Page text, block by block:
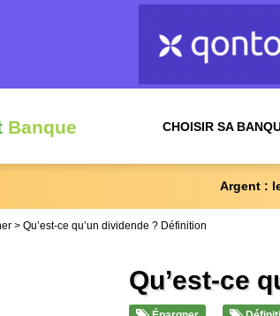
Banque CHOISIR SA
Argent :
Qu’est-ce qu’un dividende ? Définition
Qu’est-ce